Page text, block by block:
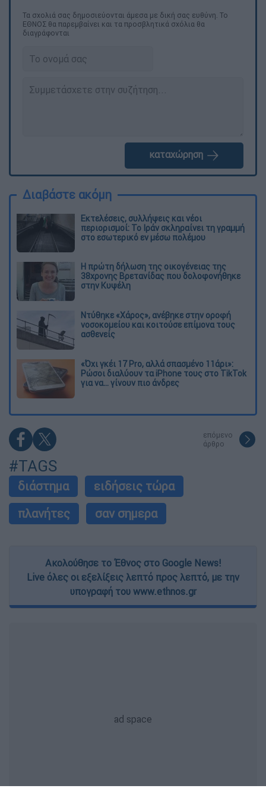
Τα σχολιά σας δημοσιεύονται άμεσα με δική σας ευθύνη. Το
ΕΘΝΟΣ θα παρεμβαίνει και τα προσβλητικά σχόλια θα
διαγράφονται
καταχώρηση
Διαβάστε ακόμη
Εκτελέσεις, συλλήψεις και νέοι
περιορισμοί: Το Ιράν σκληραίνει τη γραμμή
στο εσωτερικό εν μέσω πολέμου
Η πρώτη δήλωση της οικογένειας της
38χρονης Βρετανίδας που δολοφονήθηκε
στην Κυψέλη
Ντύθηκε «Χάρος», ανέβηκε στην οροφή
νοσοκομείου και κοιτούσε επίμονα τους
ασθενείς
«Όχι γκέι 17 Pro, αλλά σπασμένο 11άρι»:
Ρώσοι διαλύουν τα iPhone τους στο TikTok
για να... γίνουν πιο άνδρες
επόμενο
άρθρο
#TAGS
διάστημα
ειδήσεις τώρα
πλανήτες
σαν σημερα
Ακολούθησε το Έθνος στο Google News!
Live όλες οι εξελίξεις λεπτό προς λεπτό, με την
υπογραφή του www.ethnos.gr